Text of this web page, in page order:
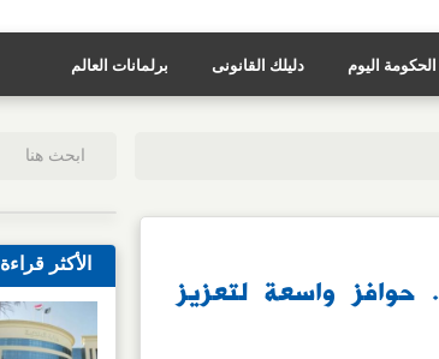
الحكومة اليوم دليلك القانونى برلمانات العالم
حوافز واسعة لتعزيز
الأكثر قراءة